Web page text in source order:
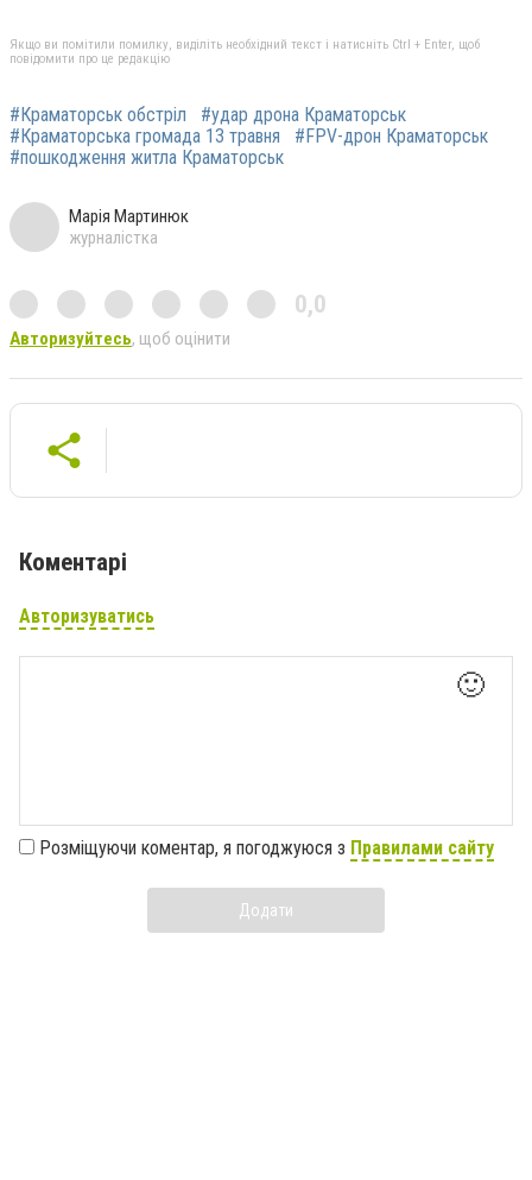
Якщо ви помітили помилку, виділіть необхідний текст і натисніть Ctrl + Enter, щоб
повідомити про це редакцію
#Краматорськ обстріл
#удар дрона Краматорськ
#Краматорська громада 13 травня
#FPV-дрон Краматорськ
#пошкодження житла Краматорськ
Марія Мартинюк
журналістка
0,0
Авторизуйтесь, щоб оцінити
Коментарі
Авторизуватись
🙂
Розміщуючи коментар, я погоджуюся з Правилами сайту
Додати